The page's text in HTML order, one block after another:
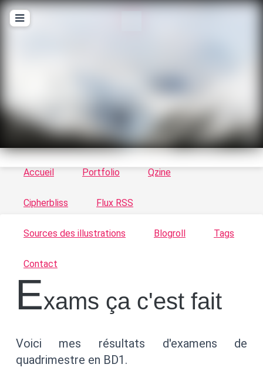
Le vortex à chats - Illustrations, trucs en tout
genre par Tykayn
Accueil Portfolio Qzine
Cipherbliss Flux RSS
Sources des illustrations Blogroll Tags
Contact
Exams ça c'est fait
Voici mes résultats d'examens de
quadrimestre en BD1.